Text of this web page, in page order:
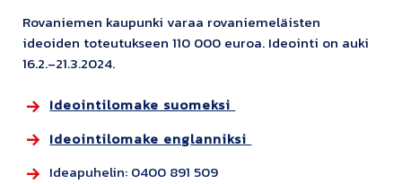
Rovaniemen kaupunki varaa rovaniemeläisten
ideoiden toteutukseen 110 000 euroa. Ideointi on auki
16.2.–21.3.2024.
Ideointilomake suomeksi
Ideointilomake englanniksi
Ideapuhelin: 0400 891 509